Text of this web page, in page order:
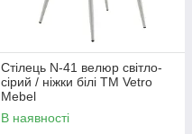
Стілець N-41 велюр світло-
сірий / ніжки білі TM Vetro
Mebel
В наявності